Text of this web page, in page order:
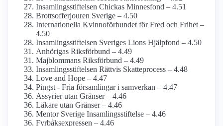
Insamlings­stiftelsen Chickas Minnesfond – 4.51
Brottsoffer­jouren Sverige – 4.50
Internationella Kvinnoförbundet för Fred och Frihet –
4.50
Insamlings­stiftelsen Sveriges Lions Hjälpfond – 4.50
Anhörigas Riksförbund – 4.49
Majblommans Riksförbund – 4.49
Insamlings­stiftelsen Rättvis Skatteprocess – 4.48
Love and Hope – 4.47
Pingst - Fria församlingar i samverkan – 4.47
Assyrier utan Gränser – 4.46
Läkare utan Gränser – 4.46
Mentor Sverige Insamlings­stiftelse – 4.46
Fyrbåks­expressen – 4.46